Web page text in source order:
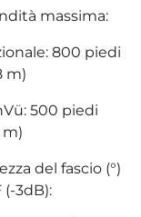
massima:
800 piedi
m)
500 piedi
m)
del fascio (°)
(-3dB):